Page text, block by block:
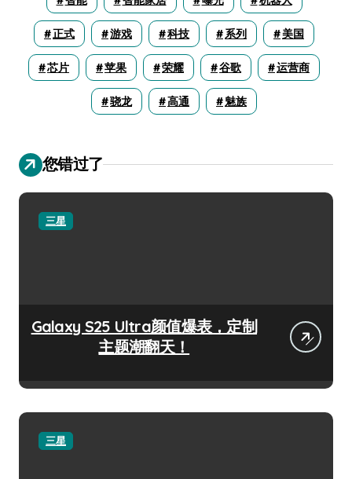
正式 游戏 科技 系列 美国
芯片 苹果 荣耀 谷歌 运营商
骁龙 高通 魅族
您错过了
三星
Galaxy S25 Ultra颜值爆表，定制
主题潮翻天！
三星